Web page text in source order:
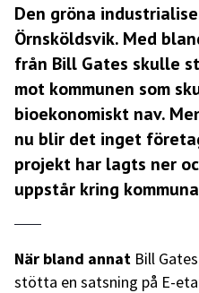
Den gröna
Örnsköldsvik. Med
från Bill Gates skulle
mot kommunen som
bioekonomiskt nav.
nu blir det inget
projekt har lagts ner
uppstår kring
När bland annat Bill
stötta en satsning på E-